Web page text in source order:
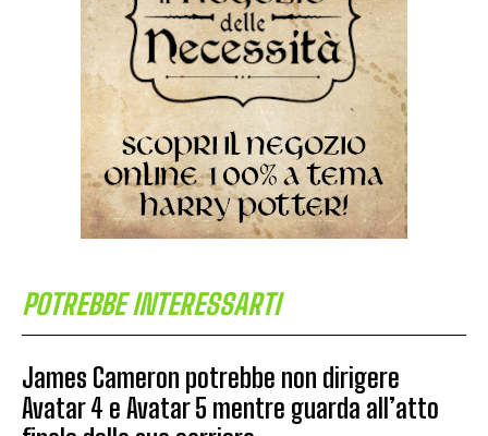
POTREBBE INTERESSARTI
James Cameron potrebbe non dirigere
Avatar 4 e Avatar 5 mentre guarda all’atto